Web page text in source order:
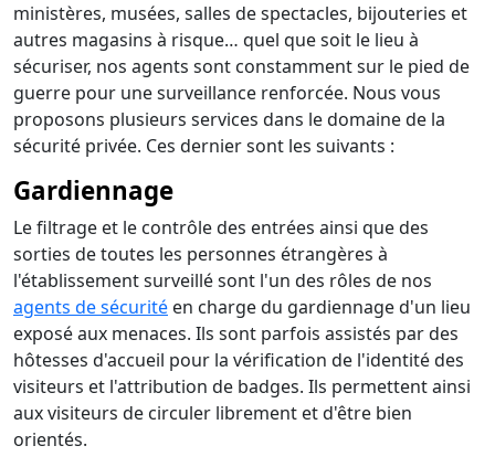
ministères, musées, salles de spectacles, bijouteries et
autres magasins à risque… quel que soit le lieu à
sécuriser, nos agents sont constamment sur le pied de
guerre pour une surveillance renforcée. Nous vous
proposons plusieurs services dans le domaine de la
sécurité privée. Ces dernier sont les suivants :
Gardiennage
Le filtrage et le contrôle des entrées ainsi que des
sorties de toutes les personnes étrangères à
l'établissement surveillé sont l'un des rôles de nos
agents de sécurité en charge du gardiennage d'un lieu
exposé aux menaces. Ils sont parfois assistés par des
hôtesses d'accueil pour la vérification de l'identité des
visiteurs et l'attribution de badges. Ils permettent ainsi
aux visiteurs de circuler librement et d'être bien
orientés.